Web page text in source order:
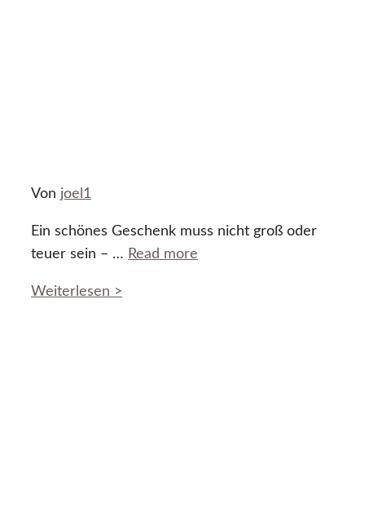
Von joel1
Ein schönes Geschenk muss nicht groß oder
teuer sein – … Read more
Weiterlesen >